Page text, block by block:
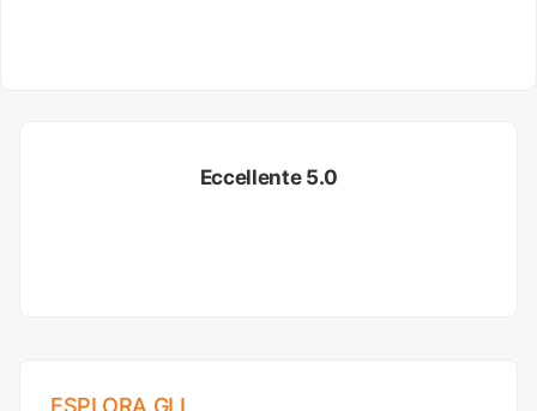
Eccellente 5.0
ESPLORA GLI